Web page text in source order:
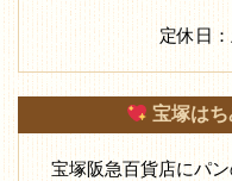
定休日
宝塚は
宝塚阪急百貨店にパ